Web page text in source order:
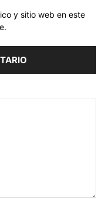
y sitio web en este